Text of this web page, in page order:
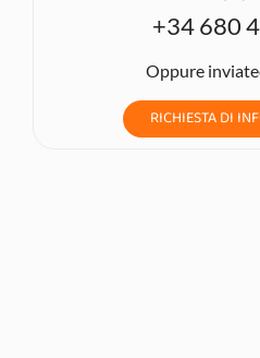
+34 680
Oppure
RICHIESTA DI